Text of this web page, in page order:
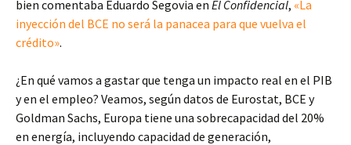
bien comentaba Eduardo Segovia en El Confidencial, «La
inyección del BCE no será la panacea para que vuelva el
crédito».
¿En qué vamos a gastar que tenga un impacto real en el PIB
y en el empleo? Veamos, según datos de Eurostat, BCE y
Goldman Sachs, Europa tiene una sobrecapacidad del 20%
en energía, incluyendo capacidad de generación,